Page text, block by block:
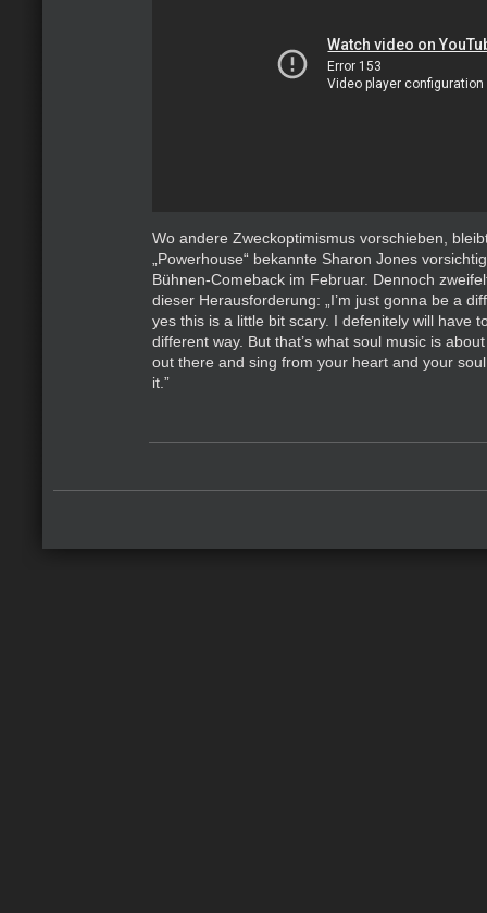
Wo andere Zweckoptimismus vorschieben,
„Powerhouse“ bekannte Sharon Jones
Bühnen-Comeback im Februar. Dennoch
dieser Herausforderung: „I’m just gonna be a
yes this is a little bit scary. I defenitely will have
different way. But that’s what soul music is
out there and sing from your heart and your
it.”